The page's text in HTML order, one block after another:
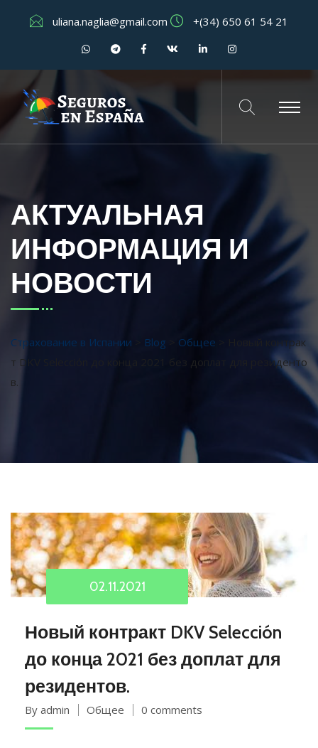
uliana.naglia@gmail.com +(34) 650 61 54 21
АКТУАЛЬНАЯ
ИНФОРМАЦИЯ И
НОВОСТИ
Страхование в Испании Blog Общее
Новый контрак
т DKV Selección до конца 2021 без доплат для резиденто
в.
02.11.2021
Новый контракт DKV Selección
до конца 2021 без доплат для
резидентов.
By admin Общее 0 comments